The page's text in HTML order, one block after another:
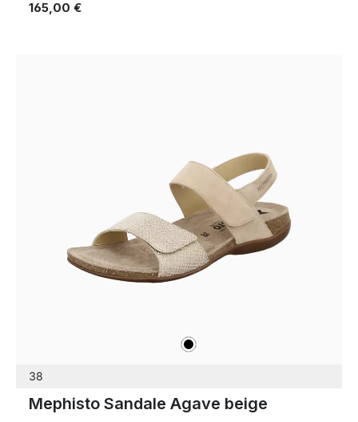
165,00 €
schwarz
38
Mephisto Sandale Agave beige